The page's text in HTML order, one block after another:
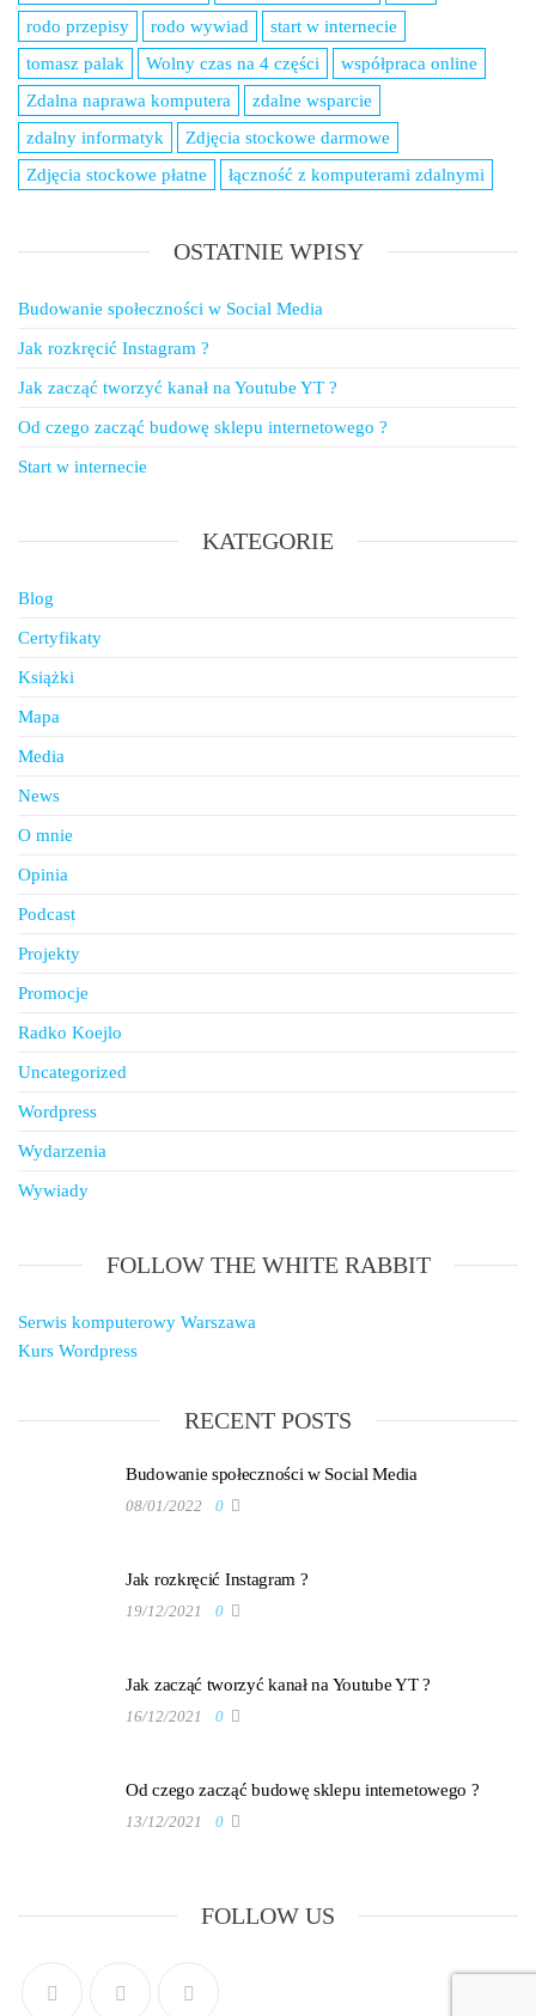
rodo przepisy
rodo wywiad
start w internecie
tomasz palak
Wolny czas na 4 części
współpraca online
Zdalna naprawa komputera
zdalne wsparcie
zdalny informatyk
Zdjęcia stockowe darmowe
Zdjęcia stockowe płatne
łączność z komputerami zdalnymi
OSTATNIE WPISY
Budowanie społeczności w Social Media
Jak rozkręcić Instagram ?
Jak zacząć tworzyć kanał na Youtube YT ?
Od czego zacząć budowę sklepu internetowego ?
Start w internecie
KATEGORIE
Blog
Certyfikaty
Książki
Mapa
Media
News
O mnie
Opinia
Podcast
Projekty
Promocje
Radko Koejlo
Uncategorized
Wordpress
Wydarzenia
Wywiady
FOLLOW THE WHITE RABBIT
Serwis komputerowy Warszawa
Kurs Wordpress
RECENT POSTS
Budowanie społeczności w Social Media
08/01/2022 0
Jak rozkręcić Instagram ?
19/12/2021 0
Jak zacząć tworzyć kanał na Youtube YT ?
16/12/2021 0
Od czego zacząć budowę sklepu internetowego ?
13/12/2021 0
FOLLOW US